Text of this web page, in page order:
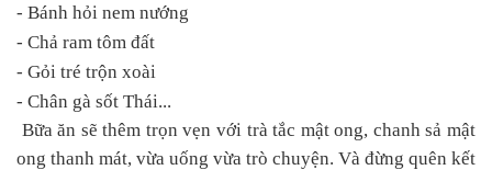
- Bánh hỏi nem nướng
- Chả ram tôm đất
- Gỏi tré trộn xoài
- Chân gà sốt Thái...
Bữa ăn sẽ thêm trọn vẹn với trà tắc mật ong, chanh sả mật
ong thanh mát, vừa uống vừa trò chuyện. Và đừng quên kết